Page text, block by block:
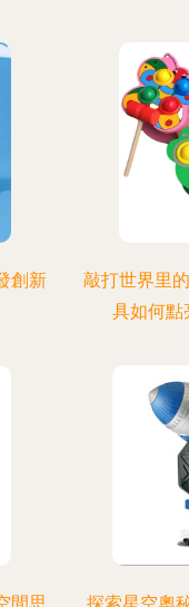
創新
敲打世界里
具如何點